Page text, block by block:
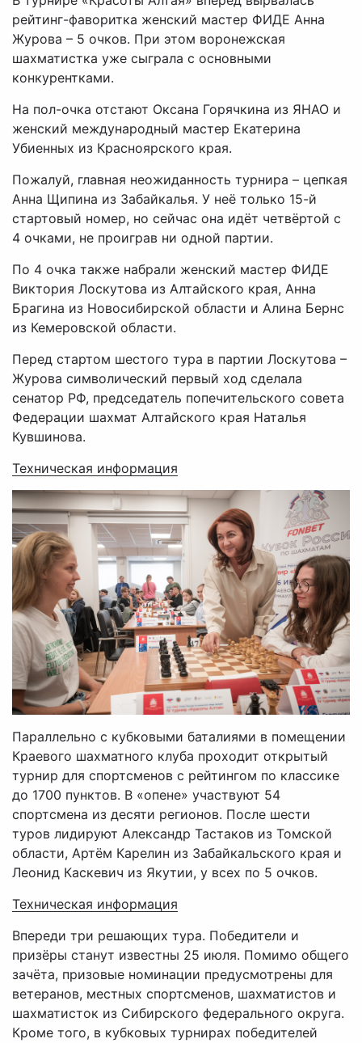
рейтинг-фаворитка женский мастер ФИДЕ Анна
Журова – 5 очков. При этом воронежская
шахматистка уже сыграла с основными
конкурентками.
На пол-очка отстают Оксана Горячкина из ЯНАО и
женский международный мастер Екатерина
Убиенных из Красноярского края.
Пожалуй, главная неожиданность турнира – цепкая
Анна Щипина из Забайкалья. У неё только 15-й
стартовый номер, но сейчас она идёт четвёртой с
4 очками, не проиграв ни одной партии.
По 4 очка также набрали женский мастер ФИДЕ
Виктория Лоскутова из Алтайского края, Анна
Брагина из Новосибирской области и Алина Бернс
из Кемеровской области.
Перед стартом шестого тура в партии Лоскутова –
Журова символический первый ход сделала
сенатор РФ, председатель попечительского совета
Федерации шахмат Алтайского края Наталья
Кувшинова.
Техническая информация
Параллельно с кубковыми баталиями в помещении
Краевого шахматного клуба проходит открытый
турнир для спортсменов с рейтингом по классике
до 1700 пунктов. В «опене» участвуют 54
спортсмена из десяти регионов. После шести
туров лидируют Александр Тастаков из Томской
области, Артём Карелин из Забайкальского края и
Леонид Каскевич из Якутии, у всех по 5 очков.
Техническая информация
Впереди три решающих тура. Победители и
призёры станут известны 25 июля. Помимо общего
зачёта, призовые номинации предусмотрены для
ветеранов, местных спортсменов, шахматистов и
шахматисток из Сибирского федерального округа.
Кроме того, в кубковых турнирах победителей